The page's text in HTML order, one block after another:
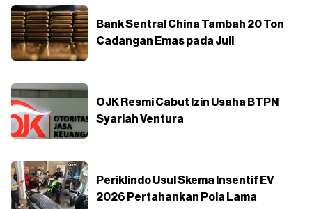
Bank Sentral China Tambah 20 Ton
Cadangan Emas pada Juli
OJK Resmi Cabut Izin Usaha BTPN
Syariah Ventura
Periklindo Usul Skema Insentif EV
2026 Pertahankan Pola Lama